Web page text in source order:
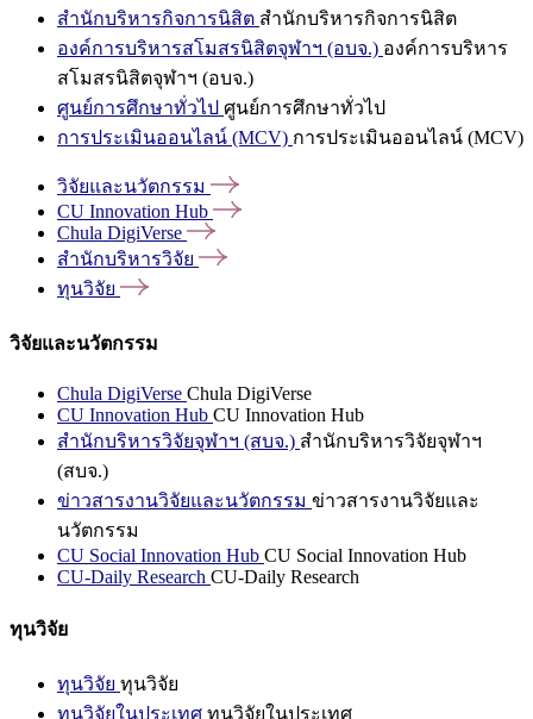
สำนักบริหารกิจการนิสิต สำนักบริหารกิจการนิสิต
องค์การบริหารสโมสรนิสิตจุฬาฯ (อบจ.) องค์การบริหาร
สโมสรนิสิตจุฬาฯ (อบจ.)
ศูนย์การศึกษาทั่วไป ศูนย์การศึกษาทั่วไป
การประเมินออนไลน์ (MCV) การประเมินออนไลน์ (MCV)
วิจัยและนวัตกรรม
CU Innovation Hub
Chula DigiVerse
สำนักบริหารวิจัย
ทุนวิจัย
วิจัยและนวัตกรรม
Chula DigiVerse Chula DigiVerse
CU Innovation Hub CU Innovation Hub
สำนักบริหารวิจัยจุฬาฯ (สบจ.) สำนักบริหารวิจัยจุฬาฯ
(สบจ.)
ข่าวสารงานวิจัยและนวัตกรรม ข่าวสารงานวิจัยและ
นวัตกรรม
CU Social Innovation Hub CU Social Innovation Hub
CU-Daily Research CU-Daily Research
ทุนวิจัย
ทุนวิจัย ทุนวิจัย
ทุนวิจัยในประเทศ ทุนวิจัยในประเทศ